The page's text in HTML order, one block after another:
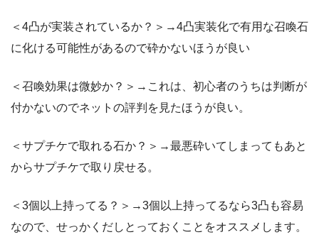
＜4凸が実装されているか？＞→4凸実装化で有用な召喚石
に化ける可能性があるので砕かないほうが良い
＜召喚効果は微妙か？＞→これは、初心者のうちは判断が
付かないのでネットの評判を見たほうが良い。
＜サプチケで取れる石か？＞→最悪砕いてしまってもあと
からサプチケで取り戻せる。
＜3個以上持ってる？＞→3個以上持ってるなら3凸も容易
なので、せっかくだしとっておくことをオススメします。